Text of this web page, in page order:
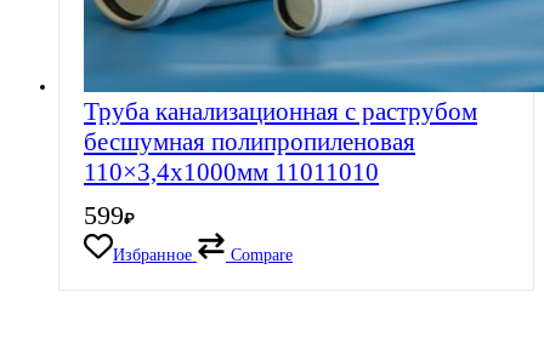
Труба канализационная с раструбом
бесшумная полипропиленовая
110×3,4х1000мм 11011010
599₽
Избранное
Compare